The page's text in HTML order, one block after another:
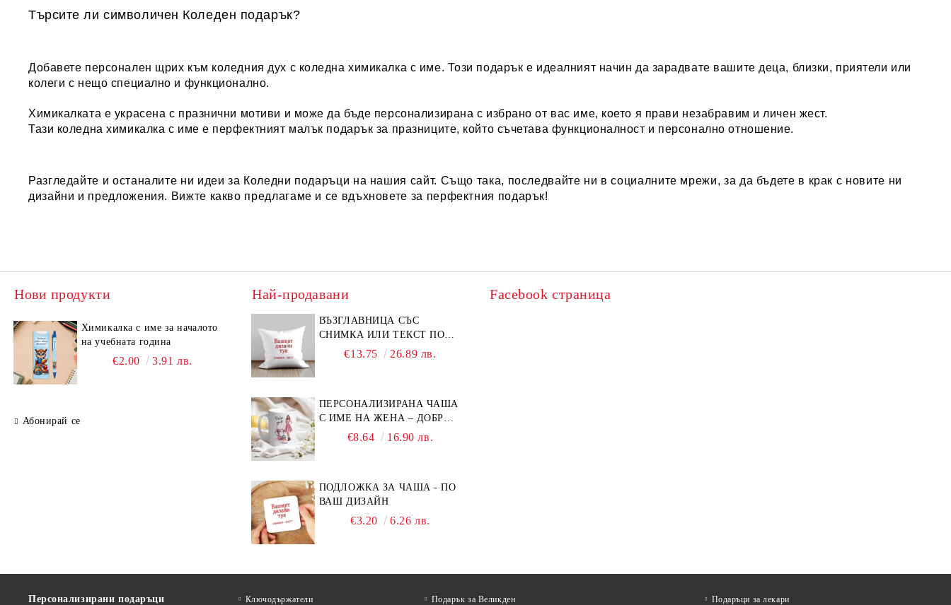
Търсите ли символичен Коледен подарък?
Добавете персонален щрих към коледния дух с коледна химикалка с име. Този подарък е идеалният начин да зарадвате вашите деца, близки, приятели или
колеги с нещо специално и функционално.
Химикалката е украсена с празнични мотиви и може да бъде персонализирана с избрано от вас име, което я прави незабравим и личен жест.
Тази коледна химикалка с име е перфектният малък подарък за празниците, който съчетава функционалност и персонално отношение.
Разгледайте и останалите ни идеи за Коледни подаръци на нашия сайт. Също така, последвайте ни в социалните мрежи, за да бъдете в крак с новите ни
дизайни и предложения. Вижте какво предлагаме и се вдъхновете за перфектния подарък!
Нови продукти
Химикалка с име за началото
на учебната година
€2.00 3.91 лв.
Абонирай се
Най-продавани
ВЪЗГЛАВНИЦА СЪС
СНИМКА ИЛИ ТЕКСТ ПО
ВАШ ДИЗАЙН
€13.75 26.89 лв.
ПЕРСОНАЛИЗИРАНА ЧАША
С ИМЕ НА ЖЕНА – ДОБРО
€8.64 16.90 лв.
ПОДЛОЖКА ЗА ЧАША - ПО
ВАШ ДИЗАЙН
€3.20 6.26 лв.
Facebook страница
Персонализирани подаръци
Ключодържатели
Подарък за Великден
Подаръци за лекари